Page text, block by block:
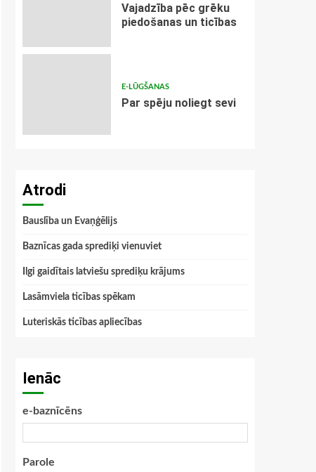
Vajadzība pēc grēku
piedošanas un ticības
E-LŪGŠANAS
Par spēju noliegt sevi
Atrodi
Bauslība un Evaņģēlijs
Baznīcas gada sprediķi vienuviet
Ilgi gaidītais latviešu sprediķu krājums
Lasāmviela ticības spēkam
Luteriskās ticības apliecības
Ienāc
e-baznīcēns
Parole